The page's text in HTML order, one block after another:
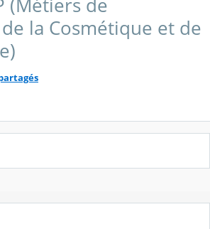
(Métiers de
la Cosmétique et de